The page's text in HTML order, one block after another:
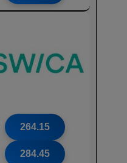
264.15
284.45